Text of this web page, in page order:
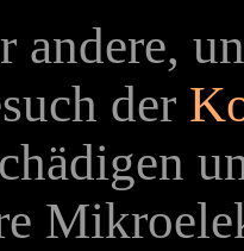
andere,
der